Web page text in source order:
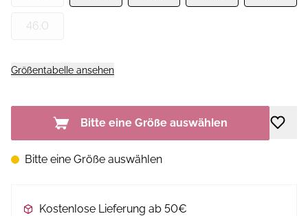
46.0
Größentabelle ansehen
Bitte eine Größe auswählen
Bitte eine Größe auswählen
Kostenlose Lieferung ab 50€